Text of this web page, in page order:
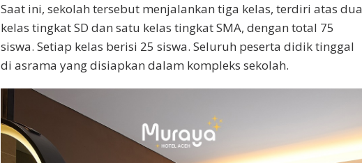
Saat ini, sekolah tersebut menjalankan tiga kelas, terdiri atas dua
kelas tingkat SD dan satu kelas tingkat SMA, dengan total 75
siswa. Setiap kelas berisi 25 siswa. Seluruh peserta didik tinggal
di asrama yang disiapkan dalam kompleks sekolah.